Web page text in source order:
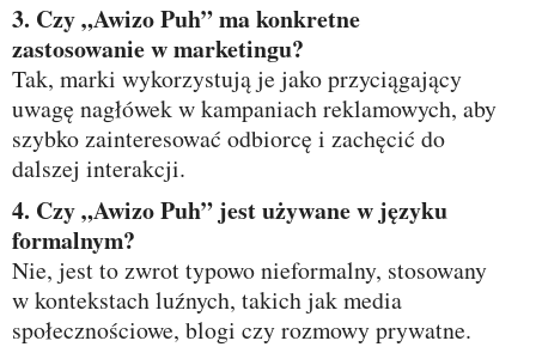
3. Czy „Awizo Puh” ma konkretne
zastosowanie w marketingu?
Tak, marki wykorzystują je jako przyciągający
uwagę nagłówek w kampaniach reklamowych, aby
szybko zainteresować odbiorcę i zachęcić do
dalszej interakcji.
4. Czy „Awizo Puh” jest używane w języku
formalnym?
Nie, jest to zwrot typowo nieformalny, stosowany
w kontekstach luźnych, takich jak media
społecznościowe, blogi czy rozmowy prywatne.